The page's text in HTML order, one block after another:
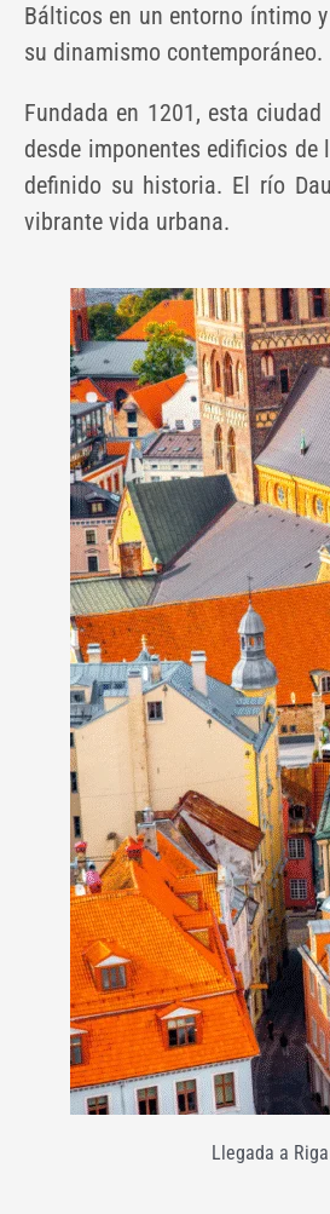
Bálticos en un entorno íntimo
su dinamismo contemporáneo.
Fundada en 1201, esta
desde imponentes edificios
definido su historia. El río
vibrante vida urbana.
Llegada a